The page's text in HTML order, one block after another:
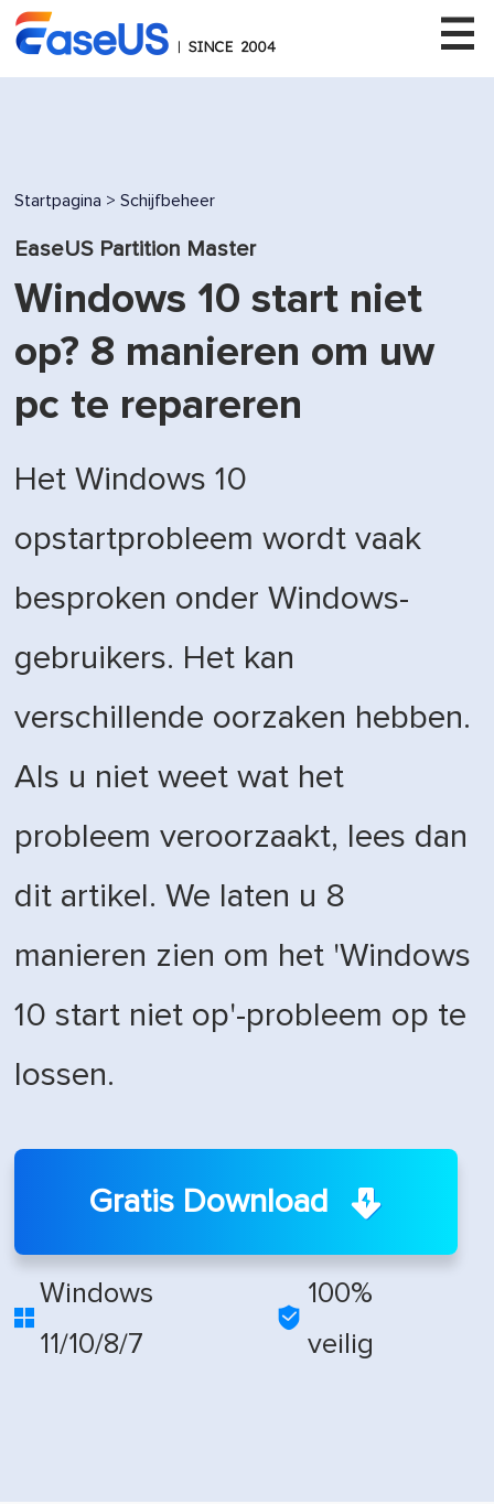
Startpagina > Schijfbeheer
EaseUS Partition Master
Windows 10 start niet
op? 8 manieren om uw
pc te repareren
Het Windows 10
opstartprobleem wordt vaak
besproken onder Windows-
gebruikers. Het kan
verschillende oorzaken hebben.
Als u niet weet wat het
probleem veroorzaakt, lees dan
dit artikel. We laten u 8
manieren zien om het 'Windows
10 start niet op'-probleem op te
lossen.
Gratis Download

Windows
11/10/8/7

100%
veilig